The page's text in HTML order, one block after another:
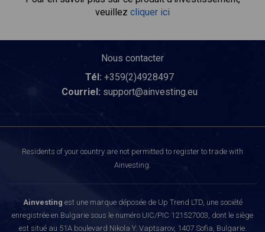
veuillez cliquer ici
Nous contacter
Tél: +359(2)4928497
Courriel: support@ainvesting.eu
Residents of your country are not permitted to register to trade with
Ainvesting.
Ainvesting est une marque déposée de Up Trend LTD, une société
enregistrée en Bulgarie sous le numéro UIC/PIC 121527003, dont le siège
est situé au 51A boulevard Nikola Y. Vaptsarov, 1407 Sofia, Bulgarie.